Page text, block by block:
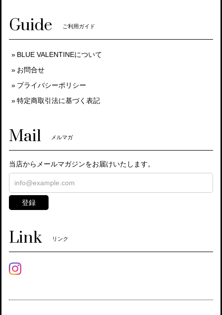
Guide ご利用ガイド
BLUE VALENTINEについて
お問合せ
プライバシーポリシー
特定商取引法に基づく表記
Mail メルマガ
当店からメールマガジンをお届けいたします。
登録
Link リンク